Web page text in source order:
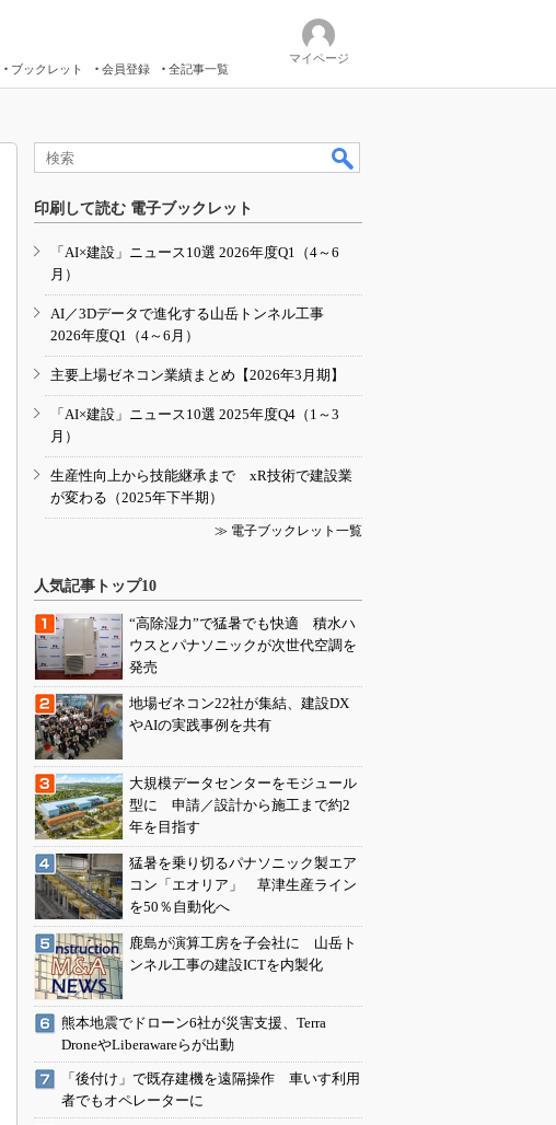
ブックレット 会員登録 全記事一覧
マイページ
印刷して読む 電子ブックレット
「AI×建設」ニュース10選 2026年度Q1（4～6
月）
AI／3Dデータで進化する山岳トンネル工事
2026年度Q1（4～6月）
主要上場ゼネコン業績まとめ【2026年3月期】
「AI×建設」ニュース10選 2025年度Q4（1～3
月）
生産性向上から技能継承まで xR技術で建設業
が変わる（2025年下半期）
≫ 電子ブックレット一覧
人気記事トップ10
“高除湿力”で猛暑でも快適 積水ハ
ウスとパナソニックが次世代空調を
発売
地場ゼネコン22社が集結、建設DX
やAIの実践事例を共有
大規模データセンターをモジュール
型に 申請／設計から施工まで約2
年を目指す
猛暑を乗り切るパナソニック製エア
コン「エオリア」 草津生産ライン
を50％自動化へ
鹿島が演算工房を子会社に 山岳ト
ンネル工事の建設ICTを内製化
熊本地震でドローン6社が災害支援、Terra
DroneやLiberawareらが出動
「後付け」で既存建機を遠隔操作 車いす利用
者でもオペレーターに